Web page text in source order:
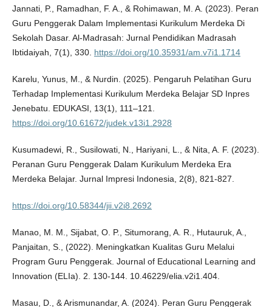
Jannati, P., Ramadhan, F. A., & Rohimawan, M. A. (2023). Peran
Guru Penggerak Dalam Implementasi Kurikulum Merdeka Di
Sekolah Dasar. Al-Madrasah: Jurnal Pendidikan Madrasah
Ibtidaiyah, 7(1), 330. https://doi.org/10.35931/am.v7i1.1714
Karelu, Yunus, M., & Nurdin. (2025). Pengaruh Pelatihan Guru
Terhadap Implementasi Kurikulum Merdeka Belajar SD Inpres
Jenebatu. EDUKASI, 13(1), 111–121.
https://doi.org/10.61672/judek.v13i1.2928
Kusumadewi, R., Susilowati, N., Hariyani, L., & Nita, A. F. (2023).
Peranan Guru Penggerak Dalam Kurikulum Merdeka Era
Merdeka Belajar. Jurnal Impresi Indonesia, 2(8), 821-827.
https://doi.org/10.58344/jii.v2i8.2692
Manao, M. M., Sijabat, O. P., Situmorang, A. R., Hutauruk, A.,
Panjaitan, S., (2022). Meningkatkan Kualitas Guru Melalui
Program Guru Penggerak. Journal of Educational Learning and
Innovation (ELIa). 2. 130-144. 10.46229/elia.v2i1.404.
Masau, D., & Arismunandar, A. (2024). Peran Guru Penggerak